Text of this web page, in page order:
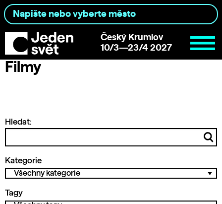
Český Krumlov
10/3—23/4 2027
Filmy
Hledat:
Kategorie
Tagy